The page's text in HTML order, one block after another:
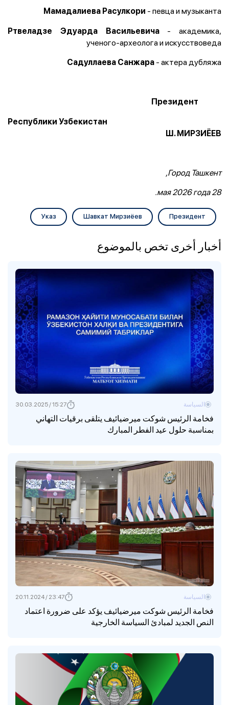
Мамадалиева Расулкори - певца и музыканта
Ртвеладзе Эдуарда Васильевича- академика,
ученого-археолога и искусствоведа
Садуллаева Санжара - актера дубляжа
Республики Узбекистан
Ш. МИРЗИЁЕВ
Город Ташкент,
28 мая 2026 года.
Президент
Шавкат Мирзиёев
Указ
أخبار أخرى تخص بالموضوع
فخامة الرئيس شوكت ميرضيائيف يتلقى برقيات التهاني
بمناسبة حلول عيد الفطر المبارك
السياسة 15:27 / 30.03.2025
فخامة الرئيس شوكت ميرضيائيف يؤكد على ضرورة اعتماد
النص الجديد لمبادئ السياسة الخارجية
السياسة 23:47 / 20.11.2024